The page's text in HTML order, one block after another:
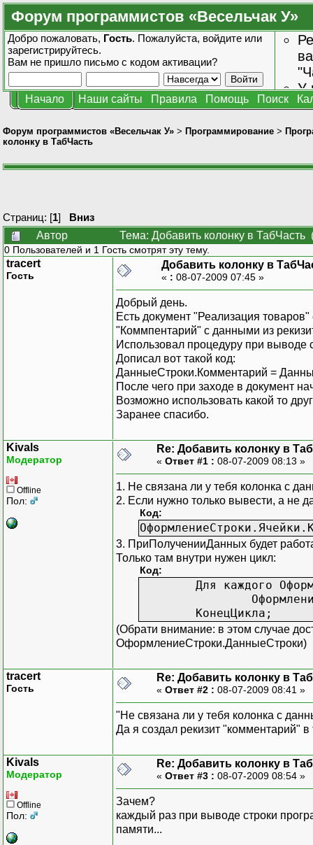
Форум программистов «Весельчак У»
Добро пожаловать, Гость. Пожалуйста, войдите или
зарегистрируйтесь.
Вам не пришло письмо с кодом активации?
У
Начало Наши сайты Правила Помощь Поиск
Форум программистов «Весельчак У» > Программирование >
колонку в ТабЧасть
Страниц: [1] Вниз
Автор
Тема: Добавить колонку в ТабЧасть
0 Пользователей и 1 Гость смотрят эту тему.
tracert
Гость
Добавить колонку в
« : 08-07-2009 07:45 »
Добрый день.
Есть документ "Реализация
"Коммпентарий" с данными из
Использовал процедуру при выводе
Дописал вот такой код:
ДанныеСтроки.Комментарий =
После чего при заходе в документ
Возможно использовать какой то
Заранее спасибо.
Kivals
Модератор
Offline
Пол:
Re: Добавить колонку в
« Ответ #1 : 08-07-2009 08:13 »
1. Не связана ли у тебя колонка с
2. Если нужно только вывести, а не
Код:
3. ПриПолученииДанных будет
Только там внутри нужен цикл:
Код:
Для каждого
КонецЦикла;
(Обрати внимание: в этом случае
ОформлениеСтроки.ДанныеСтроки)
tracert
Гость
Re: Добавить колонку в
« Ответ #2 : 08-07-2009 08:41 »
"Не связана ли у тебя колонка с
Да я создал рекизит "комментарий" в
Kivals
Модератор
Offline
Пол:
Re: Добавить колонку в
« Ответ #3 : 08-07-2009 08:54 »
Зачем?
каждый раз при выводе строки
памяти...